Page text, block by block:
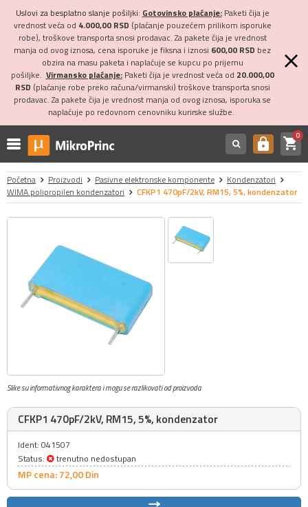
Uslovi za besplatno slanje pošiljki: Gotovinsko plaćanje:Paketi čija je
vrednost veća od 4.000,00 RSD (plaćanje pouzećem prilikom isporuke
robe), troškove transporta snosi prodavac. Za pakete čija je vrednost
manja od ovog iznosa, cena isporuke je fiksna i iznosi 600,00 RSD bez
obzira na masu paketa i naplaćuje se kupcu po prijemu
pošiljke. Virmansko plaćanje:Paketi čija je vrednost veća od 20.000,00
RSD (plaćanje robe preko računa/virmanski) troškove transporta snosi
prodavac. Za pakete čija je vrednost manja od ovog iznosa, isporuka se
naplaćuje po redovnom cenovniku kurirske službe.
https shopping_cart0
Početna Proizvodi Pasivne elektronske komponente
Kondenzatori
WIMA polipropilen kondenzatori
CFKP1 470pF/2kV, RM15, 5%, kondenzator
Slike su informativnog karaktera i mogu se razlikovati od proizvoda
CFKP1 470pF/2kV, RM15, 5%, kondenzator
Ident: 041507
Status:
trenutno nedostupan
MP cena: 72,00Din